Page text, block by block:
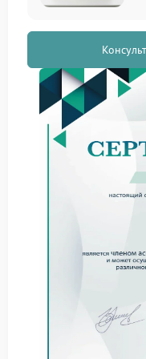
Каждый тип
конструктивные
индивидуального
с широким
Оптические
и устранение
Цифровые
программного
Прицелы
инфракрасных
Телескопы –
замена
Лазерные
Частые
устранение
Техника Veber